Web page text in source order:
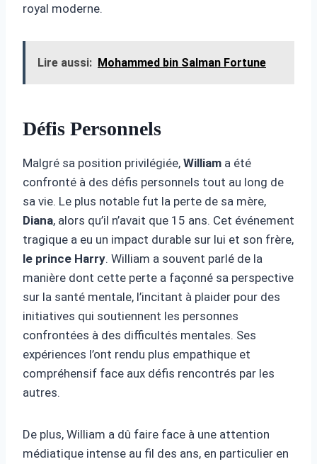
royal moderne.
Lire aussi: Mohammed bin Salman Fortune
Défis Personnels
Malgré sa position privilégiée, William a été
confronté à des défis personnels tout au long de
sa vie. Le plus notable fut la perte de sa mère,
Diana, alors qu’il n’avait que 15 ans. Cet événement
tragique a eu un impact durable sur lui et son frère,
le prince Harry. William a souvent parlé de la
manière dont cette perte a façonné sa perspective
sur la santé mentale, l’incitant à plaider pour des
initiatives qui soutiennent les personnes
confrontées à des difficultés mentales. Ses
expériences l’ont rendu plus empathique et
compréhensif face aux défis rencontrés par les
autres.
De plus, William a dû faire face à une attention
médiatique intense au fil des ans, en particulier en